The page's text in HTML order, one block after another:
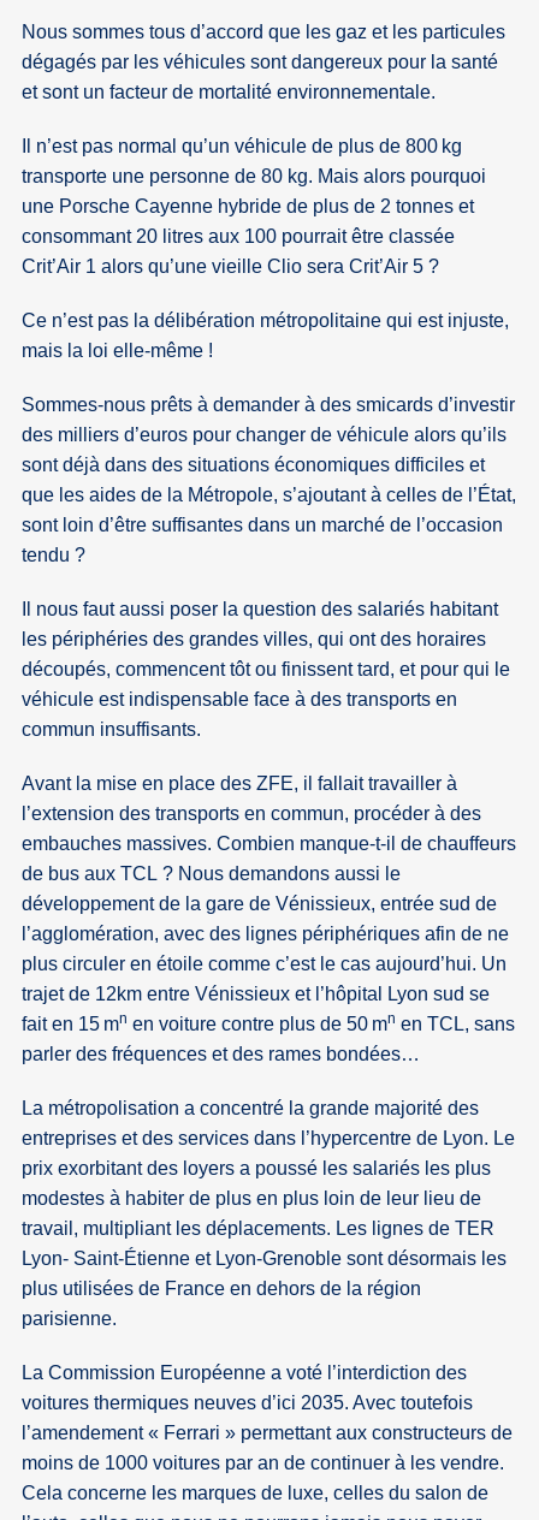
Nous sommes tous d’accord que les gaz et les particules
dégagés par les véhicules sont dangereux pour la santé
et sont un facteur de mortalité environnementale.
Il n’est pas normal qu’un véhicule de plus de 800 kg
transporte une personne de 80 kg. Mais alors pourquoi
une Porsche Cayenne hybride de plus de 2 tonnes et
consommant 20 litres aux 100 pourrait être classée
Crit’Air 1 alors qu’une vieille Clio sera Crit’Air 5 ?
Ce n’est pas la délibération métropolitaine qui est injuste,
mais la loi elle-même !
Sommes-nous prêts à demander à des smicards d’investir
des milliers d’euros pour changer de véhicule alors qu’ils
sont déjà dans des situations économiques difficiles et
que les aides de la Métropole, s’ajoutant à celles de l’État,
sont loin d’être suffisantes dans un marché de l’occasion
tendu ?
Il nous faut aussi poser la question des salariés habitant
les périphéries des grandes villes, qui ont des horaires
découpés, commencent tôt ou finissent tard, et pour qui le
véhicule est indispensable face à des transports en
commun insuffisants.
Avant la mise en place des ZFE, il fallait travailler à
l’extension des transports en commun, procéder à des
embauches massives. Combien manque-t-il de chauffeurs
de bus aux TCL ? Nous demandons aussi le
développement de la gare de Vénissieux, entrée sud de
l’agglomération, avec des lignes périphériques afin de ne
plus circuler en étoile comme c’est le cas aujourd’hui. Un
trajet de 12km entre Vénissieux et l’hôpital Lyon sud se
fait en 15 mn en voiture contre plus de 50 mn en TCL, sans
parler des fréquences et des rames bondées…
La métropolisation a concentré la grande majorité des
entreprises et des services dans l’hypercentre de Lyon. Le
prix exorbitant des loyers a poussé les salariés les plus
modestes à habiter de plus en plus loin de leur lieu de
travail, multipliant les déplacements. Les lignes de TER
Lyon- Saint-Étienne et Lyon-Grenoble sont désormais les
plus utilisées de France en dehors de la région
parisienne.
La Commission Européenne a voté l’interdiction des
voitures thermiques neuves d’ici 2035. Avec toutefois
l’amendement « Ferrari » permettant aux constructeurs de
moins de 1000 voitures par an de continuer à les vendre.
Cela concerne les marques de luxe, celles du salon de